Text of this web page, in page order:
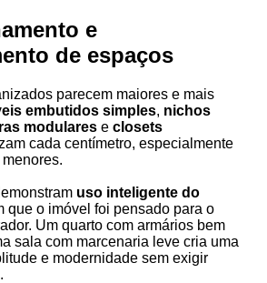
e
de espaços
parecem maiores e mais
embutidos simples, nichos
modulares e closets
cada centímetro, especialmente
uso inteligente do
que o imóvel foi pensado para o
Um quarto com armários bem
sala com marcenaria leve cria uma
e modernidade sem exigir